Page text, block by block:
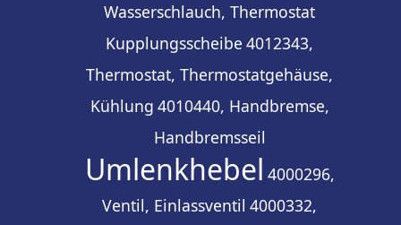
Wasserschlauch, Thermostat
Kupplungsscheibe 4012343,
Thermostat, Thermostatgehäuse,
Kühlung 4010440, Handbremse,
Handbremsseil
Umlenkhebel 4000296,
Ventil, Einlassventil 4000332,